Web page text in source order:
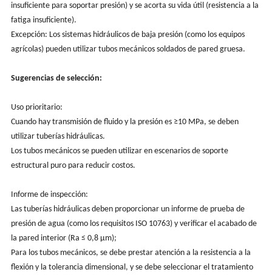
insuficiente para soportar presión) y se acorta su vida útil (resistencia a la
fatiga insuficiente).
Excepción: Los sistemas hidráulicos de baja presión (como los equipos
agrícolas) pueden utilizar tubos mecánicos soldados de pared gruesa.
Sugerencias de selección:
Uso prioritario:
Cuando hay transmisión de fluido y la presión es ≥10 MPa, se deben
utilizar tuberías hidráulicas.
Los tubos mecánicos se pueden utilizar en escenarios de soporte
estructural puro para reducir costos.
Informe de inspección:
Las tuberías hidráulicas deben proporcionar un informe de prueba de
presión de agua (como los requisitos ISO 10763) y verificar el acabado de
la pared interior (Ra ≤ 0,8 μm);
Para los tubos mecánicos, se debe prestar atención a la resistencia a la
flexión y la tolerancia dimensional, y se debe seleccionar el tratamiento